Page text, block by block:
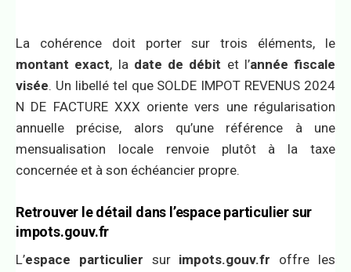
La cohérence doit porter sur trois éléments, le
montant exact, la date de débit et l’année fiscale
visée. Un libellé tel que SOLDE IMPOT REVENUS 2024
N DE FACTURE XXX oriente vers une régularisation
annuelle précise, alors qu’une référence à une
mensualisation locale renvoie plutôt à la taxe
concernée et à son échéancier propre.
Retrouver le détail dans l’espace particulier sur
impots.gouv.fr
L’espace particulier sur impots.gouv.fr offre les